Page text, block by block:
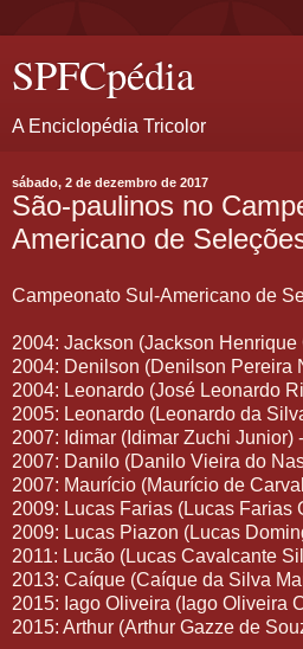
SPFCpédia
A Enciclopédia Tricolor
sábado, 2 de dezembro de 2017
São-paulinos no
Americano de
Campeonato Sul-Americano de
2004: Jackson (Jackson
2004: Denilson (Denilson Pereira
2004: Leonardo (José Leonardo
2005: Leonardo (Leonardo da
2007: Idimar (Idimar Zuchi Junior)
2007: Danilo (Danilo Vieira do
2007: Maurício (Maurício de
2009: Lucas Farias (Lucas Farias
2009: Lucas Piazon (Lucas
2011: Lucão (Lucas Cavalcante
2013: Caíque (Caíque da Silva
2015: Iago Oliveira (Iago Oliveira
2015: Arthur (Arthur Gazze de